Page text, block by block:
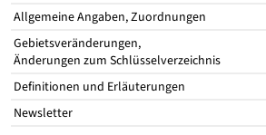
Allgemeine Angaben, Zuordnungen
Gebietsveränderungen,
Änderungen zum Schlüsselverzeichnis
Definitionen und Erläuterungen
Newsletter